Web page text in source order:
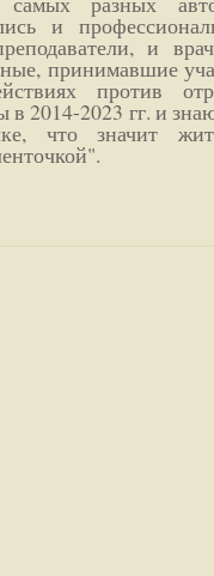
и
и
принимавшие
против
в 2014-2023 гг. и
что значит